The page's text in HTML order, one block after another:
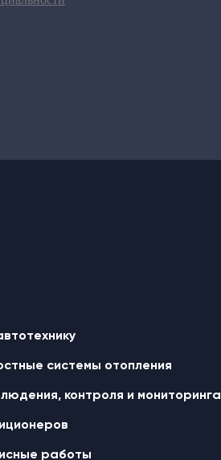
cистемы отопления
контроля и мониторинга
работы